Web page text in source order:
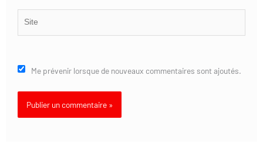
Me prévenir lorsque de nouveaux commentaires sont ajoutés.